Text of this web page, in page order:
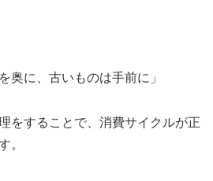
奥に、古いものは手前に」
をすることで、消費サイクルが正
。